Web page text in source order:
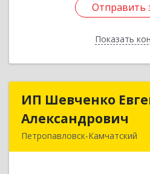
Отправить
Показать
Отправить
Назад
ИП Шевченко
Александрович
Петропавловск-Камчатский
ИП